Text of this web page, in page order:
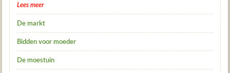
Lees meer
De markt
Bidden voor moeder
De moestuin